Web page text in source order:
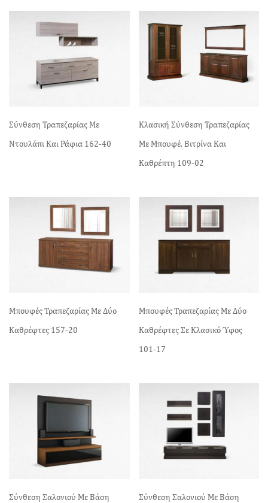
Σύνθεση Τραπεζαρίας Με
Ντουλάπι Και Ράφια 162-40
Κλασική Σύνθεση Τραπεζαρίας
Με Μπουφέ, Βιτρίνα Και
Καθρέπτη 109-02
Μπουφές Τραπεζαρίας Με Δύο
Καθρέφτες 157-20
Μπουφές Τραπεζαρίας Με Δύο
Καθρέφτες Σε Κλασικό Ύφος
101-17
Σύνθεση Σαλονιού Με Βάση
Σύνθεση Σαλονιού Με Βάση